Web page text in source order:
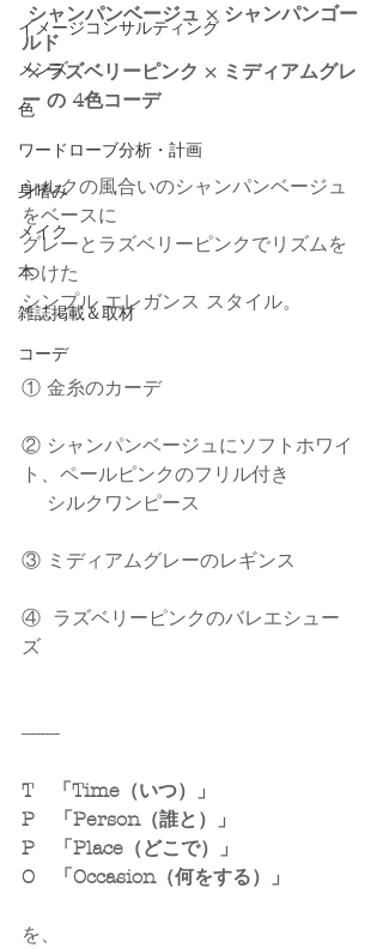
イメージコンサルティング
メンズ
色
ワードローブ分析・計画
身嗜み
メイク
本
雑誌掲載＆取材
コーデ
シャンパンベージュ × シャンパンゴー
ルド
× ラズベリーピンク × ミディアムグレ
ー の 4色コーデ
シルクの風合いのシャンパンベージュ
をベースに
グレーとラズベリーピンクでリズムを
つけた
シンプル エレガンス スタイル。
① 金糸のカーデ
② シャンパンベージュにソフトホワイ
ト、ペールピンクのフリル付き
シルクワンピース
③ ミディアムグレーのレギンス
④  ラズベリーピンクのバレエシュー
ズ
--------
T　「Time（いつ）」
P　「Person（誰と）」
P　「Place（どこで）」
O　「Occasion（何をする）」
を、